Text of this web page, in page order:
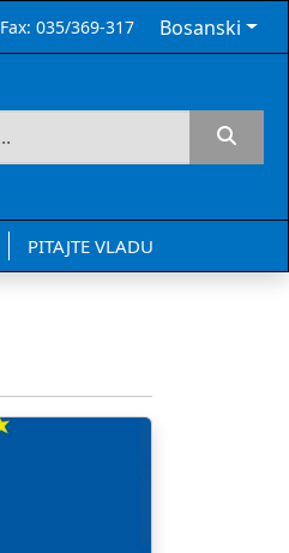
Fax:035/369-317 Bosanski
PITAJTE VLADU